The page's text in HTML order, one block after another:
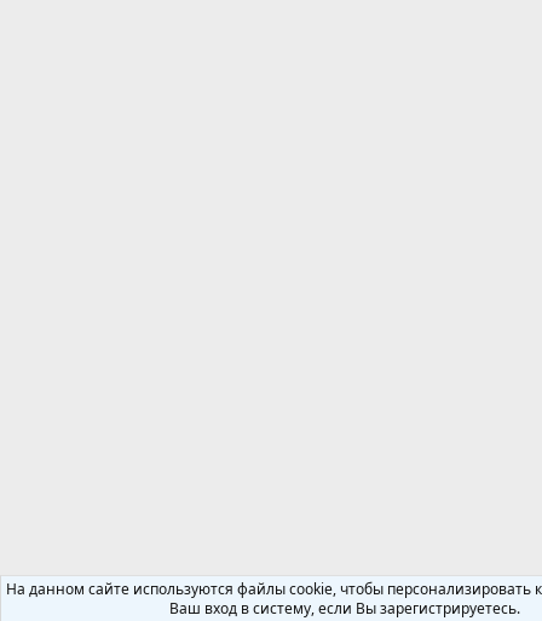
На данном сайте используются файлы cookie, чтобы персонализировать
Ваш вход в систему, если Вы зарегистрируетесь.